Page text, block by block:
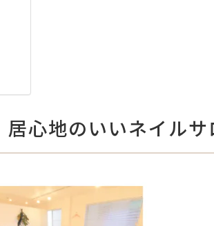
心地のいいネイル